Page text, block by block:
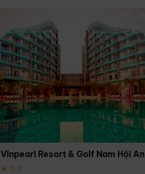
Vinpearl Resort & Golf Nam Hội An
★ 5.0